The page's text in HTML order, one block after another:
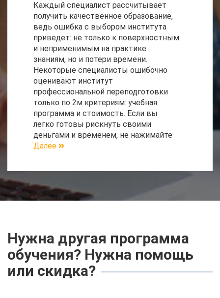
Каждый специалист рассчитывает
получить качественное образование,
ведь ошибка с выбором института
приведет: не только к поверхностным
и неприменимым на практике
знаниям, но и потери времени.
Некоторые специалисты ошибочно
оценивают институт
профессиональной переподготовки
только по 2м критериям: учебная
программа и стоимость. Если вы
легко готовы рискнуть своими
деньгами и временем, не нажимайте
Далее
Нужна другая программа
обучения? Нужна помощь
или скидка?